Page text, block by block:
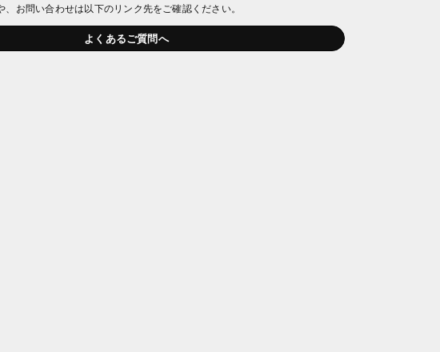
お問い合わせは以下のリンク先をご確認ください。
よくあるご質問へ